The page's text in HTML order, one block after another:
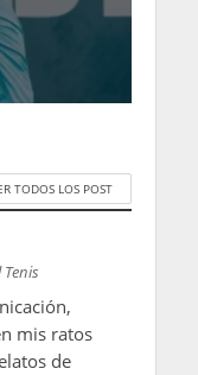
TODOS LOS POST
mis ratos
de